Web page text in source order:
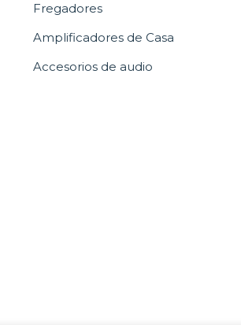
Fregadores
Amplificadores de Casa
Accesorios de audio